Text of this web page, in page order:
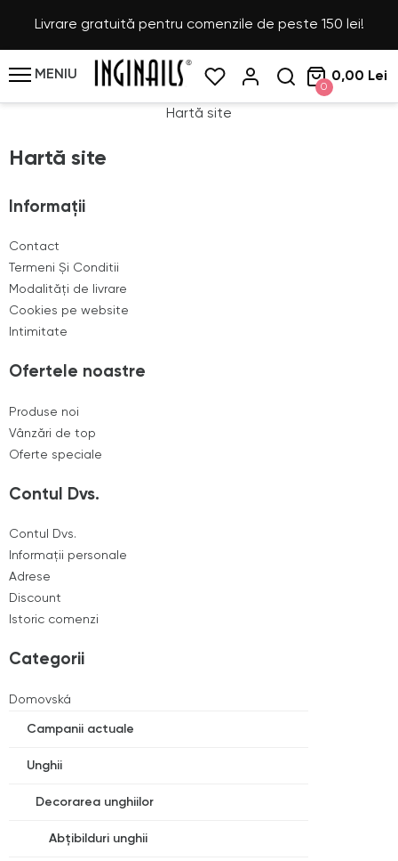
Livrare gratuită pentru comenzile de peste 150 lei!
MENIU
0
0,00 Lei
Hartă site
Hartă site
Informații
Contact
Termeni Și Conditii
Modalități de livrare
Cookies pe website
Intimitate
Ofertele noastre
Produse noi
Vânzări de top
Oferte speciale
Contul Dvs.
Contul Dvs.
Informaţii personale
Adrese
Discount
Istoric comenzi
Categorii
Domovská
Campanii actuale
Unghii
Decorarea unghiilor
Abțibilduri unghii